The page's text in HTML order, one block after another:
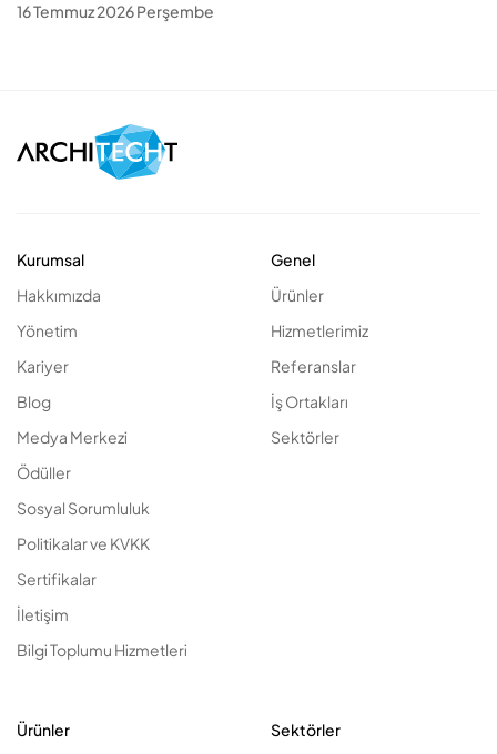
16 Temmuz 2026 Perşembe
Kurumsal
Hakkımızda
Yönetim
Kariyer
Blog
Medya Merkezi
Ödüller
Sosyal Sorumluluk
Politikalar ve KVKK
Sertifikalar
İletişim
Bilgi Toplumu Hizmetleri
Genel
Ürünler
Hizmetlerimiz
Referanslar
İş Ortakları
Sektörler
Ürünler
Sektörler